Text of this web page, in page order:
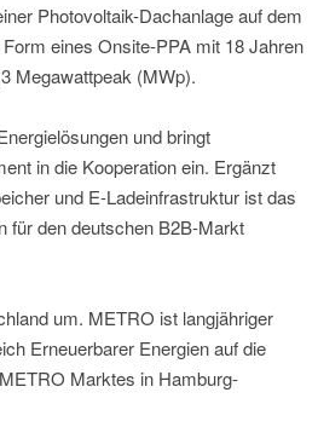
Photovoltaik-Dachanlage auf dem
eines Onsite-PPA mit 18 Jahren
Megawattpeak (MWp).
und bringt
in die Kooperation ein. Ergänzt
und E-Ladeinfrastruktur ist das
für den deutschen B2B-Markt
um. METRO ist langjähriger
Erneuerbarer Energien auf die
Marktes in Hamburg-